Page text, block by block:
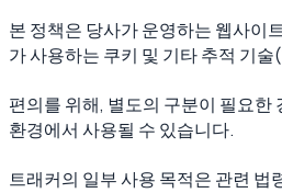
본 정책은 당사가 운영하는 웹사이
가 사용하는 쿠키 및 기타 추적 기
편의를 위해, 별도의 구분이 필요한
환경에서 사용될 수 있습니다.
트래커의 일부 사용 목적은 관련 법